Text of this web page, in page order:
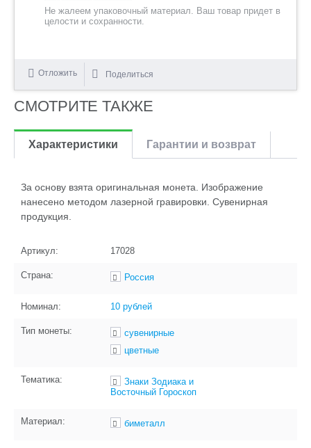
Не жалеем упаковочный материал. Ваш товар придет в
целости и сохранности.
Отложить Поделиться
СМОТРИТЕ ТАКЖЕ
Характеристики Гарантии и возврат
За основу взята оригинальная монета. Изображение
нанесено методом лазерной гравировки. Сувенирная
продукция.
Артикул: 17028
Страна: Россия
Номинал: 10 рублей
Тип монеты:
сувенирные
цветные
Тематика:
Знаки Зодиака и
Восточный Гороскоп
Материал: биметалл